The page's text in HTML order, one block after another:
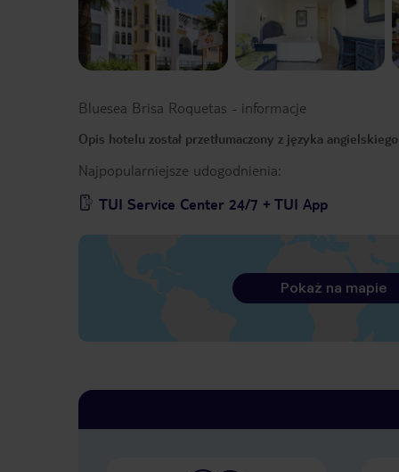
Bluesea Brisa Roquetas - informacje
Opis hotelu został przetłumaczony z języka
Najpopularniejsze udogodnienia:
TUI Service Center 24/7 + TUI App
Pokaż na mapie